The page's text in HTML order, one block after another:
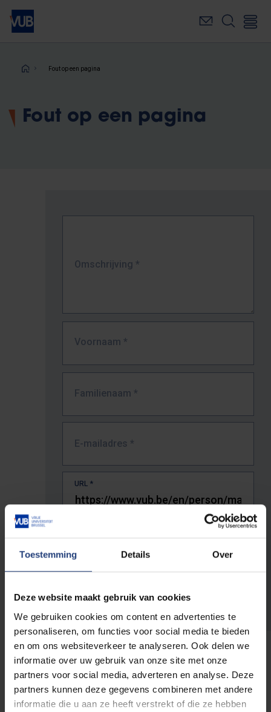
Toestemming Details Over
Deze website maakt gebruik van cookies
We gebruiken cookies om content en advertenties te
personaliseren, om functies voor social media te bieden
en om ons websiteverkeer te analyseren. Ook delen we
informatie over uw gebruik van onze site met onze
partners voor social media, adverteren en analyse. Deze
partners kunnen deze gegevens combineren met andere
informatie die u aan ze heeft verstrekt of die ze hebben
Overslaan
naar
inhoudKruimelpad
Fout op een pagina
Fout op een pagina
Omschrijving *
Voornaam *
Familienaam *
E-mailadres *
URL *
De volledige URL van de pagina waar je de fout zag.